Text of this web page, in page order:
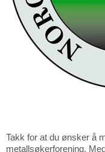
Takk for at du ønsker å
metallsøkerforening.